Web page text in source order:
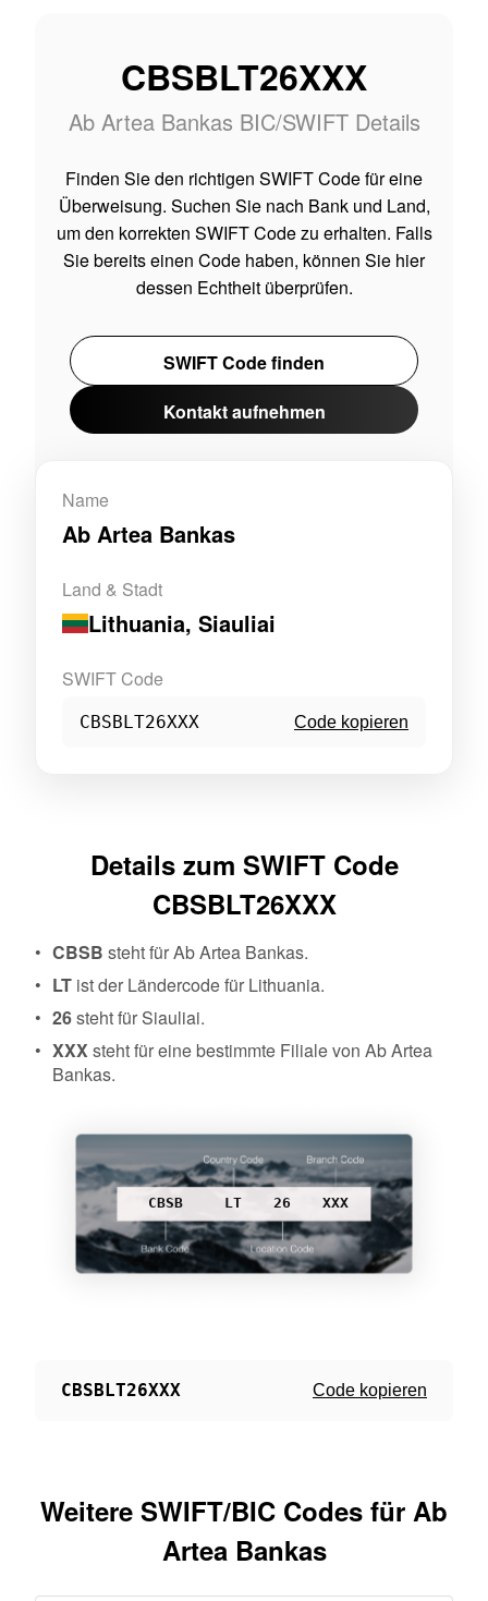
CBSBLT26XXX
Ab Artea Bankas BIC/SWIFT Details
Finden Sie den richtigen SWIFT Code für eine
Überweisung. Suchen Sie nach Bank und Land,
um den korrekten SWIFT Code zu erhalten. Falls
Sie bereits einen Code haben, können Sie hier
dessen Echtheit überprüfen.
SWIFT Code finden
Kontakt aufnehmen
Name
Ab Artea Bankas
Land & Stadt
Lithuania, Siauliai
SWIFT Code
CBSBLT26XXX Code kopieren
Details zum SWIFT Code
CBSBLT26XXX
CBSB steht für Ab Artea Bankas.
LT ist der Ländercode für Lithuania.
26steht für Siauliai.
XXXsteht für eine bestimmte Filiale von Ab Artea
Bankas.
CBSB LT 26 XXX
CBSBLT26XXX Code kopieren
Weitere SWIFT/BIC Codes für Ab
Artea Bankas